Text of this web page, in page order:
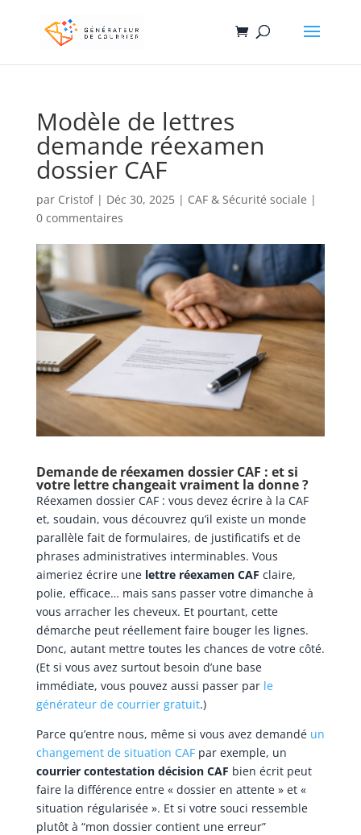
Modèle de lettres
demande réexamen
dossier CAF
par Cristof| Déc 30, 2025| CAF & Sécurité sociale |
0 commentaires
Demande de réexamen dossier CAF : et si
votre lettre changeait vraiment la donne ?
Réexamen dossier CAF : vous devez écrire à la CAF
et, soudain, vous découvrez qu’il existe un monde
parallèle fait de formulaires, de justificatifs et de
phrases administratives interminables. Vous
aimeriez écrire une lettre réexamen CAF claire,
polie, efficace… mais sans passer votre dimanche à
vous arracher les cheveux. Et pourtant, cette
démarche peut réellement faire bouger les lignes.
Donc, autant mettre toutes les chances de votre côté.
(Et si vous avez surtout besoin d’une base
immédiate, vous pouvez aussi passer par le
générateur de courrier gratuit.)
Parce qu’entre nous, même si vous avez demandé un
changement de situation CAFpar exemple, un
courrier contestation décision CAF bien écrit peut
faire la différence entre « dossier en attente » et «
situation régularisée ». Et si votre souci ressemble
plutôt à “mon dossier contient une erreur”